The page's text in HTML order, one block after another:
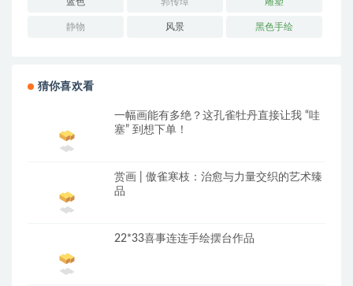
静物 风景 黑色手绘
猜你喜欢看
一幅画能有多绝？这孔雀牡丹直接让我 “哇
塞” 到想下单！
赏画 | 傲雀寒枝：治愈与力量交织的艺术臻
品
22*33喜事连连手绘摆台作品